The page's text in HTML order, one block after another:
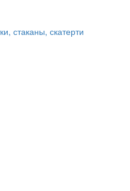
стаканы, скатерти